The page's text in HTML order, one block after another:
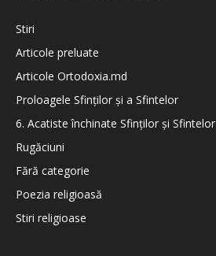
Stiri
Articole preluate
Articole Ortodoxia.md
Proloagele Sfinților și a Sfintelor
6. Acatiste închinate Sfinților și Sfintelor
Rugăciuni
Fără categorie
Poezia religioasă
Stiri religioase